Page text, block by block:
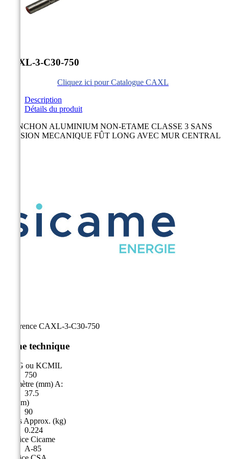
CAXL-3-C30-750
Cliquez ici pour Catalogue CAXL
Description
Détails du produit
MANCHON ALUMINIUM NON-ETAME CLASSE 3 SANS
TENSION MECANIQUE FÛT LONG AVEC MUR CENTRAL
Référence CAXL-3-C30-750
Fiche technique
AWG ou KCMIL
750
Diamètre (mm) A:
37.5
A (mm)
90
Poids Approx. (kg)
0.224
Matrice Cicame
A-85